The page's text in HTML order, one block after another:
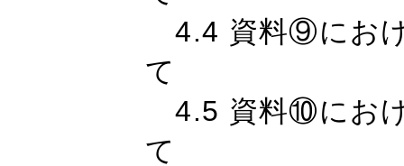
4.4 資料⑨にお
て
4.5 資料⑩にお
て